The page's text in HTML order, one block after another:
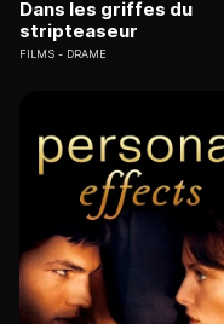
Dans les griffes du
stripteaseur
FILMS DRAME